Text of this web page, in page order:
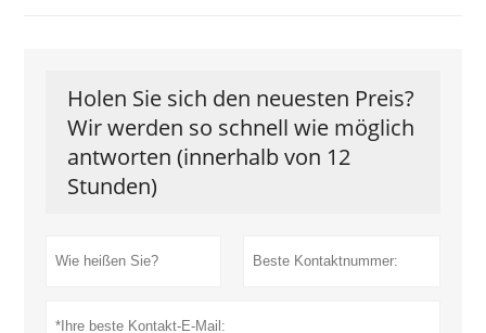
Holen Sie sich den neuesten Preis?
Wir werden so schnell wie möglich
antworten (innerhalb von 12
Stunden)